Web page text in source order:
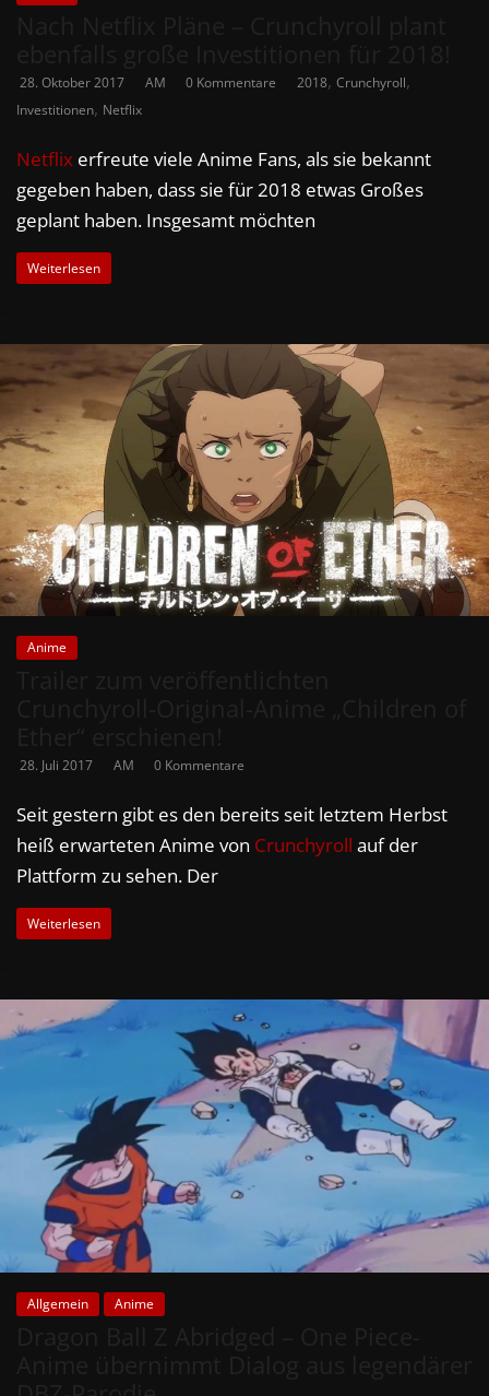
28. Oktober 2017 AM 0 Kommentare 2018, Crunchyroll,
Investitionen, Netflix
Netflix erfreute viele Anime Fans, als sie bekannt
gegeben haben, dass sie für 2018 etwas Großes
geplant haben. Insgesamt möchten
Weiterlesen
Anime
28. Juli 2017 AM 0 Kommentare
Seit gestern gibt es den bereits seit letztem Herbst
heiß erwarteten Anime von Crunchyroll auf der
Plattform zu sehen. Der
Weiterlesen
Allgemein Anime